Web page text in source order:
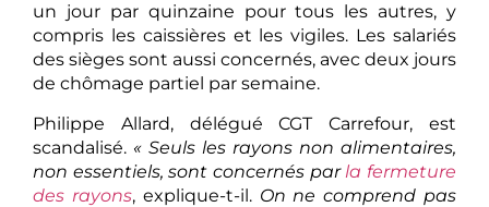
un jour par quinzaine pour tous les autres, y
compris les caissières et les vigiles. Les salariés
des sièges sont aussi concernés, avec deux jours
de chômage partiel par semaine.
Philippe Allard, délégué CGT Carrefour, est
scandalisé. « Seuls les rayons non alimentaires,
non essentiels, sont concernés par la fermeture
des rayons, explique-t-il. On ne comprend pas